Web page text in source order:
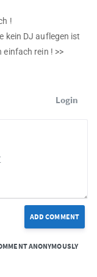
!
kein DJ auflegen ist
rein ! >>
Login
ADD COMMENT
ANONYMOUSLY